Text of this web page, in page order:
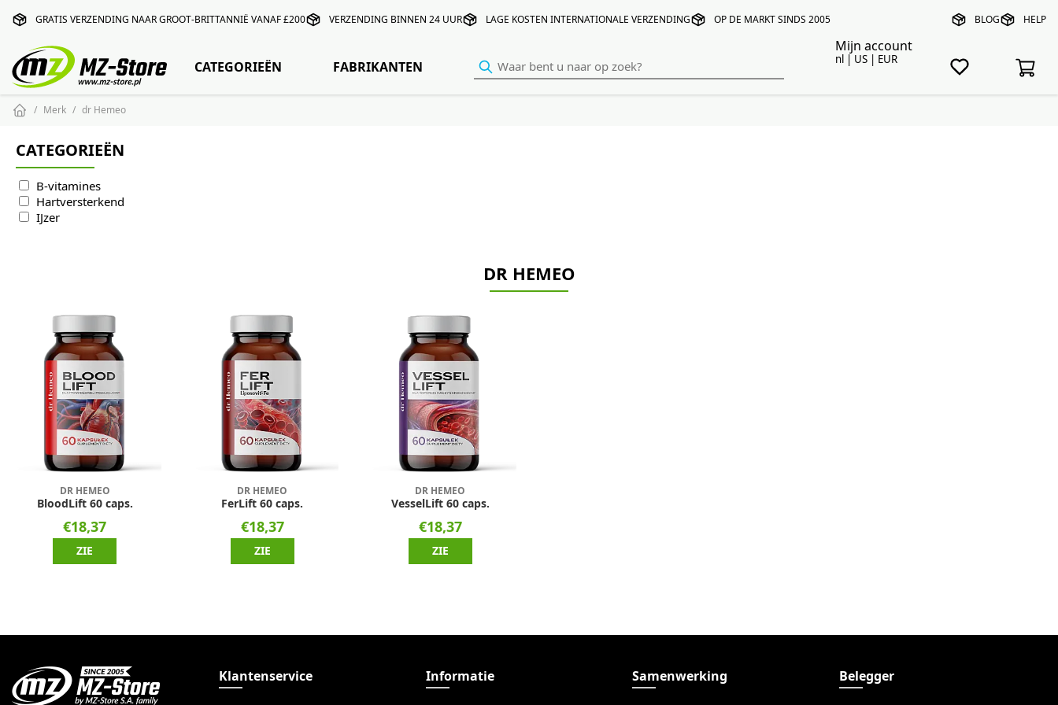
GRATIS VERZENDING NAAR GROOT-BRITTANNIË VANAF £200 VERZENDING BINNEN 24 UUR LAGE KOSTEN INTERNATIONALE VERZENDING OP DE MARKT SINDS 2005 BLOG HELP
Mijn account
nl | US | EUR
CATEGORIEËN FABRIKANTEN
Merk dr Hemeo
CATEGORIEËN
B-vitamines
Hartversterkend
IJzer
DR HEMEO
DR HEMEO
BloodLift 60 caps.
€18,37
ZIE
DR HEMEO
FerLift 60 caps.
€18,37
ZIE
DR HEMEO
VesselLift 60 caps.
€18,37
ZIE
Klantenservice Informatie Samenwerking Belegger